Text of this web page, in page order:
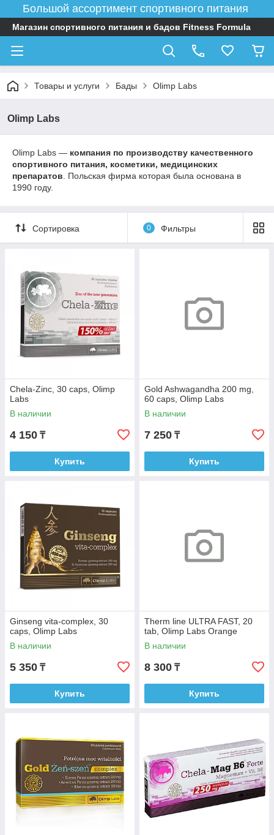
Большой ассортимент спортивного питания
Магазин спортивного питания и бадов Fitness Formula
Товары и услуги Бады Olimp Labs
Olimp Labs
Olimp Labs — компания по производству качественного
спортивного питания, косметики, медицинских
препаратов . Польская фирма которая была основана в
1990 году.
Сортировка 0 Фильтры
Chela-Zinc, 30 caps, Olimp
Labs
В наличии
4 150 ₸
Купить
Gold Ashwagandha 200 mg,
60 caps, Olimp Labs
В наличии
7 250 ₸
Купить
Ginseng vita-complex, 30
caps, Olimp Labs
В наличии
5 350 ₸
Купить
Therm line ULTRA FAST, 20
tab, Olimp Labs Orange
В наличии
8 300 ₸
Купить